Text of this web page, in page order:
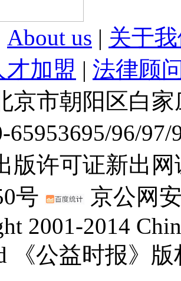
About us | 关于
才加盟 | 法律顾
京市朝阳区白
65953695/96/
版许可证新出
号
京公网
2001-2014
《公益时报》